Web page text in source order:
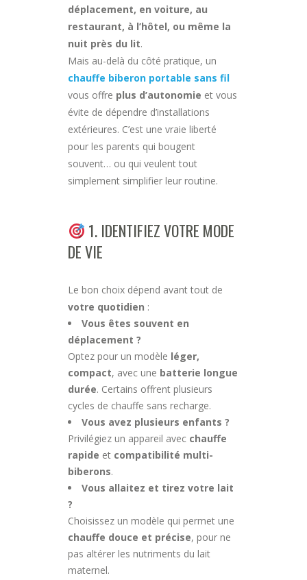
déplacement, en voiture, au
restaurant, à l’hôtel, ou même la
nuit près du lit.
Mais au-delà du côté pratique, un
chauffe biberon portable sans fil
vous offre plus d’autonomie et vous
évite de dépendre d’installations
extérieures. C’est une vraie liberté
pour les parents qui bougent
souvent… ou qui veulent tout
simplement simplifier leur routine.
1. IDENTIFIEZ VOTRE MODE
DE VIE
Le bon choix dépend avant tout de
votre quotidien :
Vous êtes souvent en
déplacement ?
Optez pour un modèle léger,
compact, avec une batterie longue
durée. Certains offrent plusieurs
cycles de chauffe sans recharge.
Vous avez plusieurs enfants ?
Privilégiez un appareil avec chauffe
rapide et compatibilité multi-
biberons.
Vous allaitez et tirez votre lait
?
Choisissez un modèle qui permet une
chauffe douce et précise, pour ne
pas altérer les nutriments du lait
maternel.